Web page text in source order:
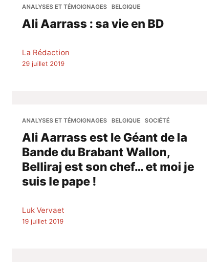
ANALYSES ET TÉMOIGNAGES BELGIQUE
Ali Aarrass : sa vie en BD
La Rédaction
29 juillet 2019
ANALYSES ET TÉMOIGNAGES BELGIQUE SOCIÉTÉ
Ali Aarrass est le Géant de la
Bande du Brabant Wallon,
Belliraj est son chef… et moi je
suis le pape !
Luk Vervaet
19 juillet 2019